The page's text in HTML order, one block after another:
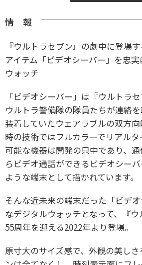
情 報
『ウルトラセブン』の劇中に登場
アイテム「ビデオシーバー」を忠
ウォッチ
「ビデオシーバー」は『ウルトラ
ウルトラ警備隊の隊員たちが連絡
装着していたウェアラブルの双方
時の技術ではフルカラーでリアル
可能な機器は開発の只中であり、
らビデオ通話ができるビデオシー
ような端末として描かれています。
そんな近未来の端末だった「ビデ
なデジタルウォッチとなって、『
55周年を迎える2022年より登場。
原寸大のサイズ感で、外観の美し